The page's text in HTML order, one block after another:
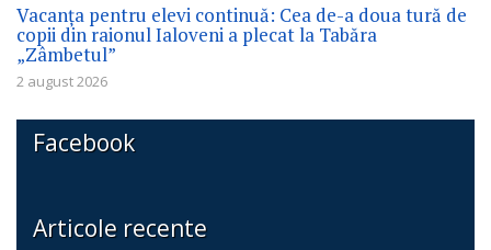
Vacanța pentru elevi continuă: Cea de-a doua tură de
copii din raionul Ialoveni a plecat la Tabăra
„Zâmbetul”
2 august 2026
Facebook
Articole recente